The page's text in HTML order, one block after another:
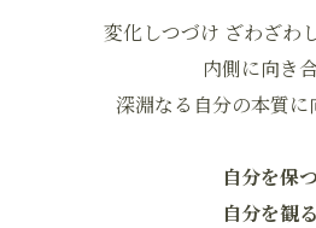
変化しつづけ ざわざわ
内側に向き
深淵なる自分の本質に
自分を保つ
自分を観る